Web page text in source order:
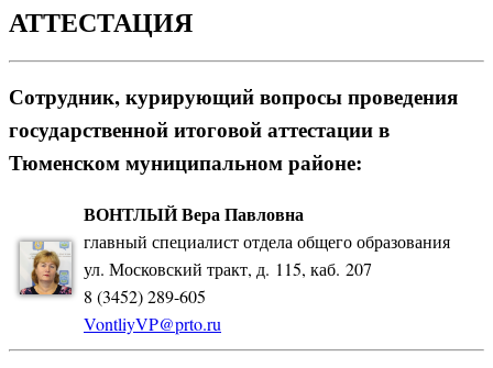
АТТЕСТАЦИЯ
Сотрудник, курирующий вопросы проведения
государственной итоговой аттестации в
Тюменском муниципальном районе:
ВОНТЛЫЙ Вера Павловна
главный специалист отдела общего образования
ул. Московский тракт, д. 115, каб. 207
8 (3452) 289-605
VontliyVP@prto.ru